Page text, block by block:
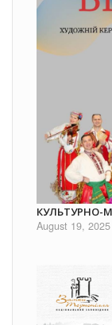
КУЛЬТУРНО-
August 19, 2025